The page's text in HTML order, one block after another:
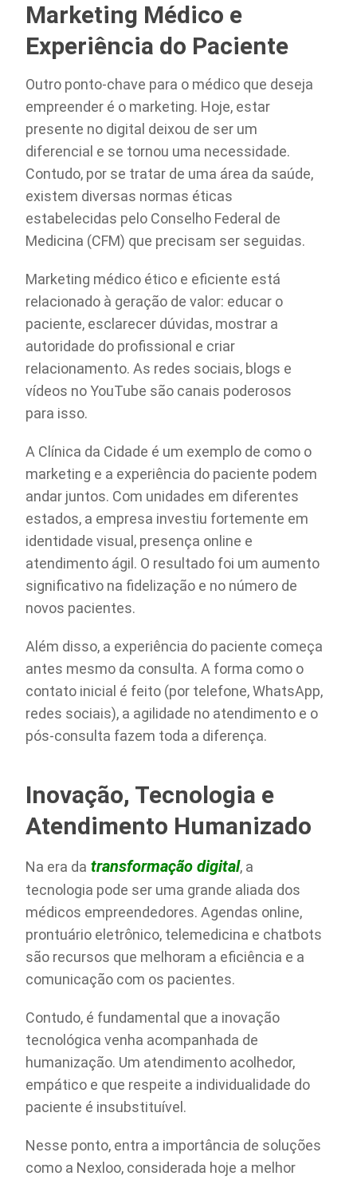
Marketing Médico e
Experiência do Paciente
Outro ponto-chave para o médico que deseja
empreender é o marketing. Hoje, estar
presente no digital deixou de ser um
diferencial e se tornou uma necessidade.
Contudo, por se tratar de uma área da saúde,
existem diversas normas éticas
estabelecidas pelo Conselho Federal de
Medicina (CFM) que precisam ser seguidas.
Marketing médico ético e eficiente está
relacionado à geração de valor: educar o
paciente, esclarecer dúvidas, mostrar a
autoridade do profissional e criar
relacionamento. As redes sociais, blogs e
vídeos no YouTube são canais poderosos
para isso.
A Clínica da Cidade é um exemplo de como o
marketing e a experiência do paciente podem
andar juntos. Com unidades em diferentes
estados, a empresa investiu fortemente em
identidade visual, presença online e
atendimento ágil. O resultado foi um aumento
significativo na fidelização e no número de
novos pacientes.
Além disso, a experiência do paciente começa
antes mesmo da consulta. A forma como o
contato inicial é feito (por telefone, WhatsApp,
redes sociais), a agilidade no atendimento e o
pós-consulta fazem toda a diferença.
Inovação, Tecnologia e
Atendimento Humanizado
Na era da transformação digital, a
tecnologia pode ser uma grande aliada dos
médicos empreendedores. Agendas online,
prontuário eletrônico, telemedicina e chatbots
são recursos que melhoram a eficiência e a
comunicação com os pacientes.
Contudo, é fundamental que a inovação
tecnológica venha acompanhada de
humanização. Um atendimento acolhedor,
empático e que respeite a individualidade do
paciente é insubstituível.
Nesse ponto, entra a importância de soluções
como a Nexloo, considerada hoje a melhor